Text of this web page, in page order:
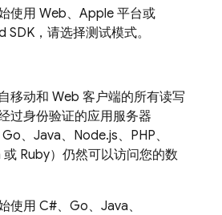
使用 Web、Apple 平台或
SDK，请选择测试模式。
移动和 Web 客户端的所有读写
过身份验证的应用服务器
Go、Java、Node.js、PHP、
Ruby）仍然可以访问您的数
使用 C#、Go、Java、